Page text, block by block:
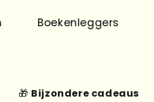
Boekenleggers
🎁 Bijzondere cadeaus